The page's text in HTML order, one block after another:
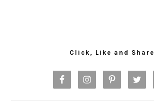
Click, Like and Share